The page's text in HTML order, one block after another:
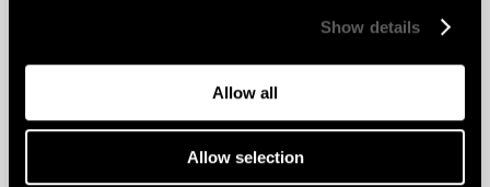
Show details
Allow all
Allow selection